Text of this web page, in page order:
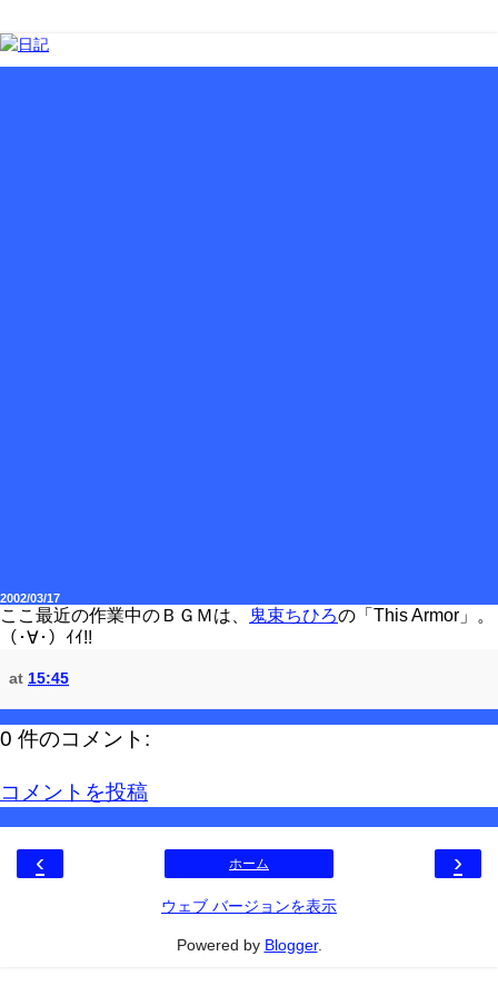
2002/03/17
ここ最近の作業中のＢＧＭは、 鬼束ちひろの「This Armor」。
（･∀･）ｲｲ!!
at 15:45
0 件のコメント:
コメントを投稿
‹ ›
ホーム
ウェブ バージョンを表示
Powered by Blogger.